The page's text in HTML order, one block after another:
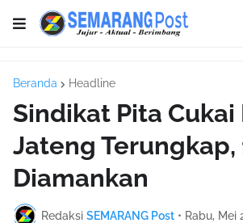
Beranda Headline
Sindikat Pita
Jateng Terungkap,
Diamankan
Redaksi SEMARANG Post • Rabu, Mei